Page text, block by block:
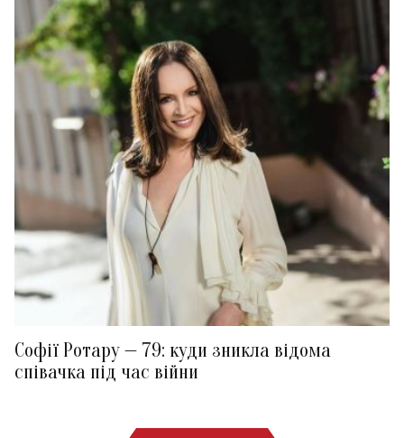
Софії Ротару — 79: куди зникла відома
співачка під час війни